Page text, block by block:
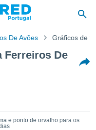
De Avões Gráficos de
Ferreiros De
e ponto de orvalho para os